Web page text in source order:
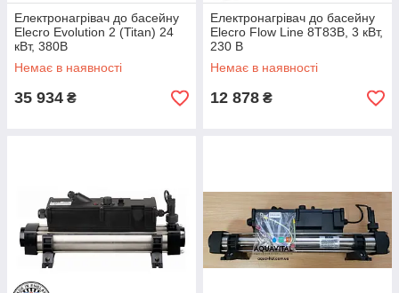
Електронагрівач до басейну
Elecro Evolution 2 (Titan) 24
кВт, 380В
Немає в наявності
35 934 ₴
Електронагрівач до басейну
Elecro Flow Line 8Т83В, 3 кВт,
230 В
Немає в наявності
12 878 ₴